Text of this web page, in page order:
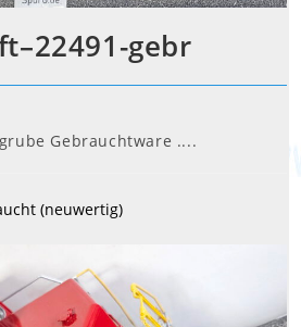
gebr
Gebrauchtware ....
(neuwertig)